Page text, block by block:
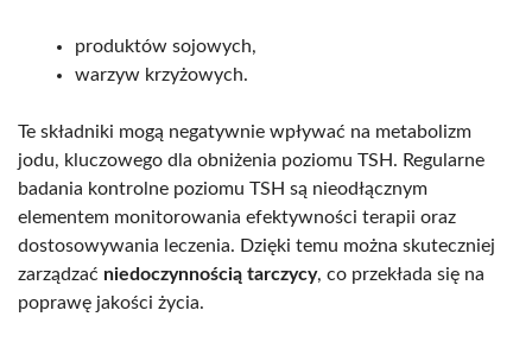
produktów sojowych,
warzyw krzyżowych.
Te składniki mogą negatywnie wpływać na metabolizm
jodu, kluczowego dla obniżenia poziomu TSH. Regularne
badania kontrolne poziomu TSH są nieodłącznym
elementem monitorowania efektywności terapii oraz
dostosowywania leczenia. Dzięki temu można skuteczniej
zarządzać niedoczynnością tarczycy, co przekłada się na
poprawę jakości życia.